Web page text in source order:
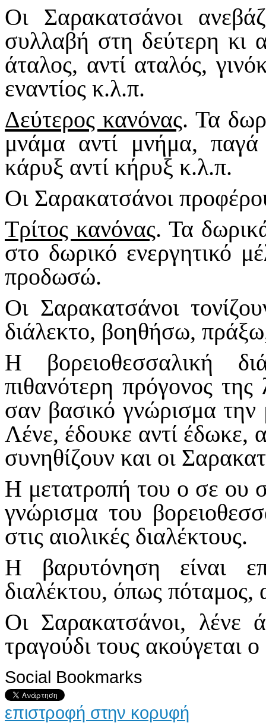
Οι Σαρακατσάνοι
συλλαβή στη δεύτερη κι
άταλος, αντί αταλός,
εναντίος κ.λ.π.
Δεύτερος κανόνας. Τα
μνάμα αντί μνήμα,
κάρυξ αντί κήρυξ κ.λ.π.
Οι Σαρακατσάνοι
Τρίτος κανόνας. Τα
στο δωρικό ενεργητικό
προδωσώ.
Οι Σαρακατσάνοι
διάλεκτο, βοηθήσω,
Η βορειοθεσσαλική
πιθανότερη πρόγονος
σαν βασικό γνώρισμα
Λένε, έδουκε αντί έδωκε,
συνηθίζουν και οι
Η μετατροπή του ο σε ου
γνώρισμα του
στις αιολικές διαλέκτους.
Η βαρυτόνηση είναι
διαλέκτου, όπως πόταμος,
Οι Σαρακατσάνοι, λένε
τραγούδι τους ακούγεται
Social Bookmarks
επιστροφή στην κορυφή